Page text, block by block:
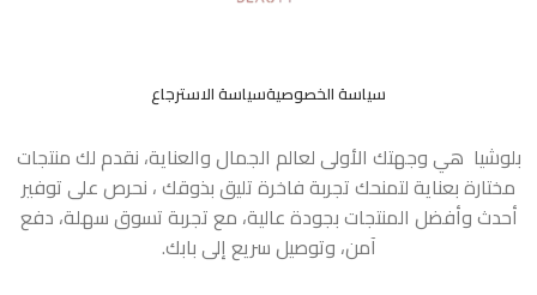
سياسة الخصوصيةسياسة الاسترجاع
بلوشيا هي وجهتك الأولى لعالم الجمال والعناية، نقدم لك منتجات
مختارة بعناية لتمنحك تجربة فاخرة تليق بذوقك ، نحرص على توفير
أحدث وأفضل المنتجات بجودة عالية، مع تجربة تسوق سهلة، دفع
آمن، وتوصيل سريع إلى بابك.